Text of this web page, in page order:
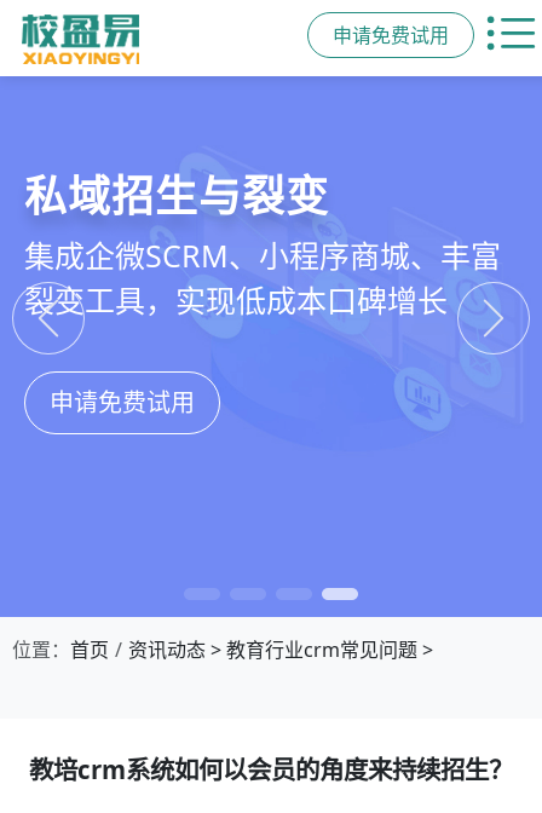
申请免费试用
教培行业CRM
以学员为中心，打通从引流、转化、
教学到复购转介绍的全生命周期增长
引擎
申请免费试用
智能销售漏斗
线索自动分配、标准化跟单、试听转
化分析，打造高绩效招生团队
申请免费试用
精细化客户运营
360°学员画像、自动化服务流程、智
能续费预警，深度挖掘学员长期价值
申请免费试用
私域招生与裂变
集成企微SCRM、小程序商城、丰富
裂变工具，实现低成本口碑增长
申请免费试用
位置： 首页 资讯动态>教育行业crm常见问题>
教培crm系统如何以会员的角度来持续招生？